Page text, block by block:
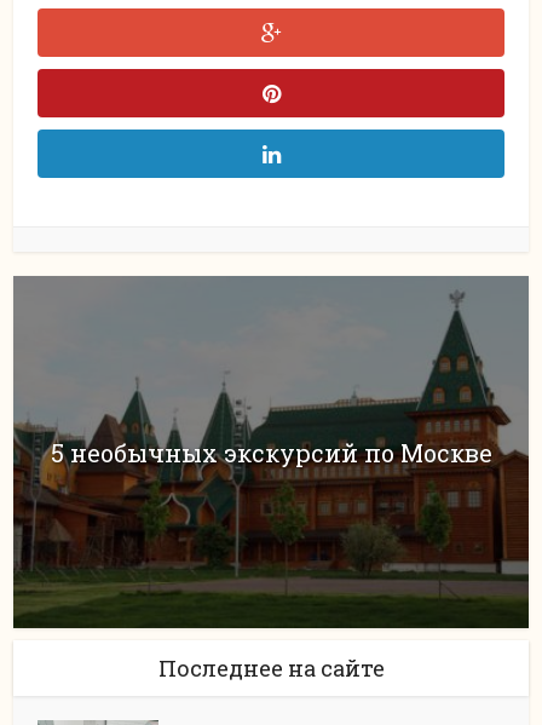
5 необычных экскурсий по Москве
Последнее на сайте